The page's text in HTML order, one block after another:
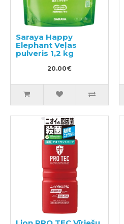
Saraya Happy
Elephant Veļas
pulveris 1,2 kg
20.00€